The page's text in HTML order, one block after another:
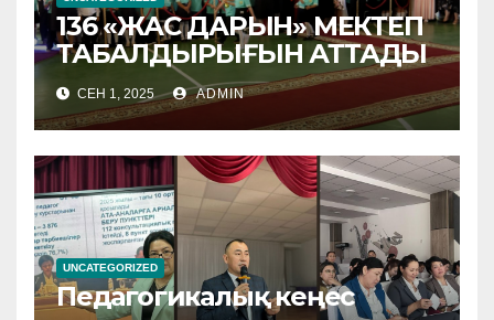
136 «ЖАС ДАРЫН» МЕКТЕП
ТАБАЛДЫРЫҒЫН АТТАДЫ
СЕН 1, 2025 ADMIN
UNCATEGORIZED
Педагогикалық кеңес